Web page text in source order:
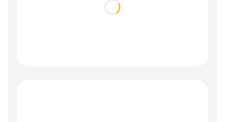
Loading...